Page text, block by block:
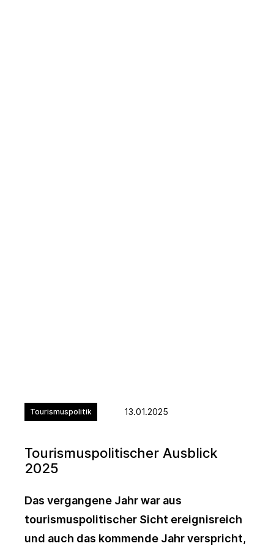
Tourismuspolitik 13.01.2025
Tourismuspolitischer Ausblick
2025
Das vergangene Jahr war aus
tourismuspolitischer Sicht ereignisreich
und auch das kommende Jahr verspricht,